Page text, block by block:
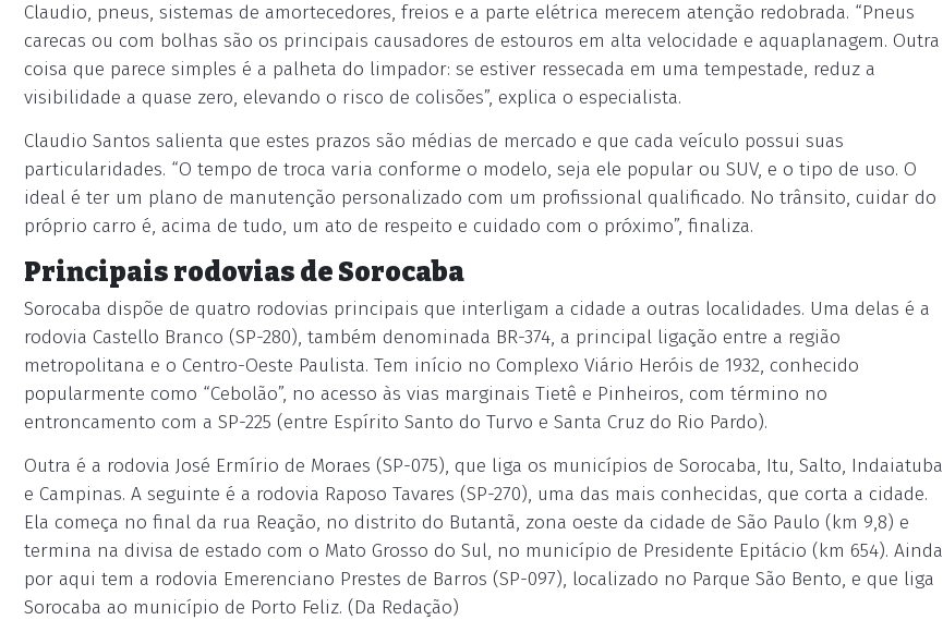
Claudio, pneus, sistemas de amortecedores, freios e a parte elétrica merecem atenção redobrada. “Pneus
carecas ou com bolhas são os principais causadores de estouros em alta velocidade e aquaplanagem. Outra
coisa que parece simples é a palheta do limpador: se estiver ressecada em uma tempestade, reduz a
visibilidade a quase zero, elevando o risco de colisões”, explica o especialista.
Claudio Santos salienta que estes prazos são médias de mercado e que cada veículo possui suas
particularidades. “O tempo de troca varia conforme o modelo, seja ele popular ou SUV, e o tipo de uso. O
ideal é ter um plano de manutenção personalizado com um profissional qualificado. No trânsito, cuidar do
próprio carro é, acima de tudo, um ato de respeito e cuidado com o próximo”, finaliza.
Principais rodovias de Sorocaba
Sorocaba dispõe de quatro rodovias principais que interligam a cidade a outras localidades. Uma delas é a
rodovia Castello Branco (SP-280), também denominada BR-374, a principal ligação entre a região
metropolitana e o Centro-Oeste Paulista. Tem início no Complexo Viário Heróis de 1932, conhecido
popularmente como “Cebolão”, no acesso às vias marginais Tietê e Pinheiros, com término no
entroncamento com a SP-225 (entre Espírito Santo do Turvo e Santa Cruz do Rio Pardo).
Outra é a rodovia José Ermírio de Moraes (SP-075), que liga os municípios de Sorocaba, Itu, Salto, Indaiatuba
e Campinas. A seguinte é a rodovia Raposo Tavares (SP-270), uma das mais conhecidas, que corta a cidade.
Ela começa no final da rua Reação, no distrito do Butantã, zona oeste da cidade de São Paulo (km 9,8) e
termina na divisa de estado com o Mato Grosso do Sul, no município de Presidente Epitácio (km 654). Ainda
por aqui tem a rodovia Emerenciano Prestes de Barros (SP-097), localizado no Parque São Bento, e que liga
Sorocaba ao município de Porto Feliz. (Da Redação)